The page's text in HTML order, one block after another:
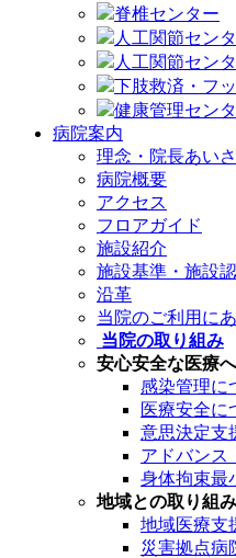
脊椎センター
人工関節セン
人工関節セン
下肢救済・フ
健康管理セン
病院案内
理念・院長あい
病院概要
アクセス
フロアガイド
施設紹介
施設基準・施設
沿革
当院のご利用に
当院の取り組み
安心安全な医療
感染管理に
医療安全に
意思決定支
アドバンス
身体拘束最
地域との取り組み
地域医療支
災害拠点病